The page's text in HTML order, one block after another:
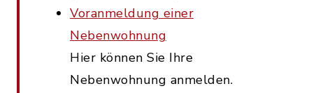
Voranmeldung einer
Nebenwohnung
Hier können Sie Ihre
Nebenwohnung anmelden.